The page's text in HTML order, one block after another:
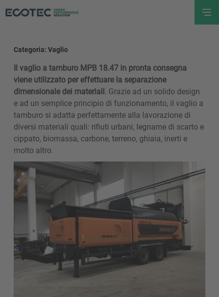
Categoria: Vaglio
Il vaglio a tamburo MPB 18.47 in pronta consegna
viene utilizzato per effettuare la separazione
dimensionale dei materiali . Grazie ad un solido design
e ad un semplice principio di funzionamento, il vaglio a
tamburo si adatta perfettamente alla lavorazione di
diversi materiali quali: rifiuti urbani, legname di scarto e
cippato, biomassa, carbone, terreno, ghiaia, inerti e
molto altro.